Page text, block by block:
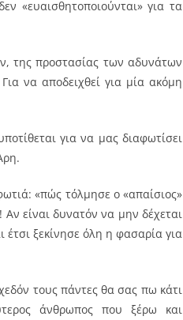
«ευαισθητοποιούνται» για τα
της προστασίας των αδυνάτων
να αποδειχθεί για μία ακόμη
για να μας διαφωτίσει
«πώς τόλμησε ο «απαίσιος»
είναι δυνατόν να μην δέχεται
έτσι ξεκίνησε όλη η φασαρία για
τους πάντες θα σας πω κάτι
άνθρωπος που ξέρω και